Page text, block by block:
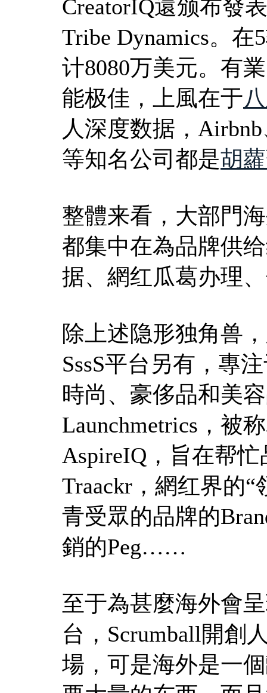
CreatorIQ還颁布發
Tribe Dynamics。在
计8080万美元。有
能极佳，上風在于
人深度数据，
等知名公司都是胡
整體来看，大部門
都集中在為品牌供
据、網红瓜葛办理
除上述隐形独角兽
SssS平台另有，專
時尚、豪侈品和美
Launchmetrics，被
AspireIQ，旨在帮
Traackr，網红界的“
青受眾的品牌的
銷的Peg……
至于為甚麼海外會
台，Scrumball開創
場，可是海外是一